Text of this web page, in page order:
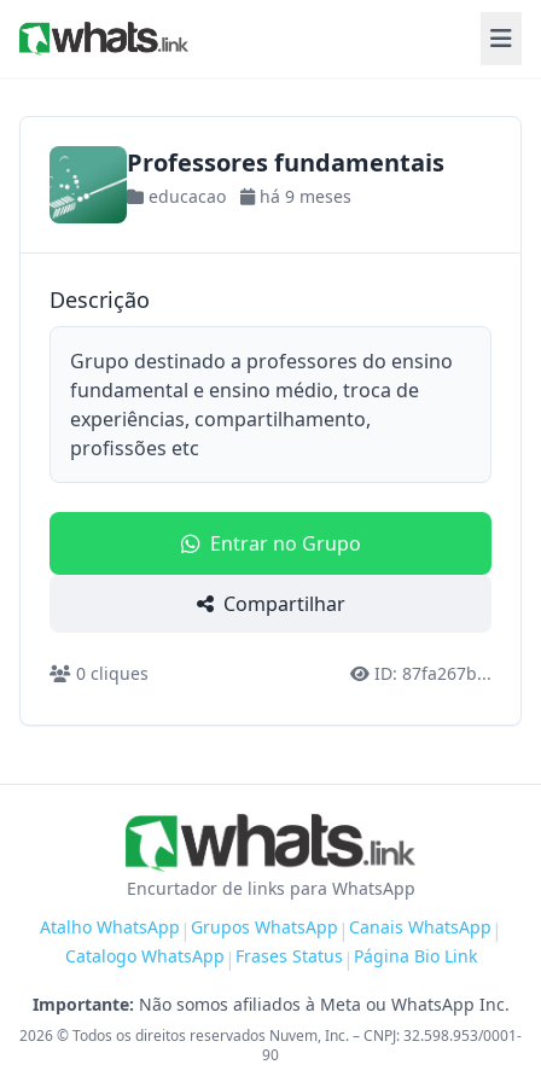
Professores fundamentais
educacao há 9 meses
Descrição
Grupo destinado a professores do ensino
fundamental e ensino médio, troca de
experiências, compartilhamento,
profissões etc
Entrar no Grupo
Compartilhar
0 cliques ID: 87fa267b...
Encurtador de links para WhatsApp
Atalho WhatsApp | Grupos WhatsApp | Canais WhatsApp |
Catalogo WhatsApp | Frases Status | Página Bio Link
Importante: Não somos afiliados à Meta ou WhatsApp Inc.
2026© Todos os direitos reservados Nuvem, Inc. – CNPJ: 32.598.953/0001-
90